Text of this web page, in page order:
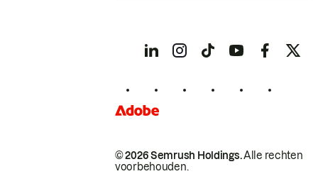
© 2026 Semrush Holdings.Alle rechten
voorbehouden.